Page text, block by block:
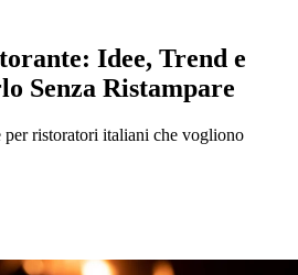
Idee, Trend e
Senza Ristampare
ristoratori italiani che vogliono